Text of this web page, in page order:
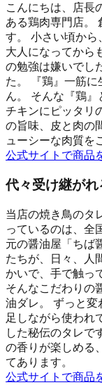
こんにちは、店長
ある鶏肉専門店。
す。 小さい頃から
大人になってから
の勉強は嫌いでし
た。 『鶏』一筋
ん。 そんな『鶏
チキンにピッタリ
の旨味、皮と肉の
ューシーな肉質を
公式サイトで商品
代々受け継が
当店の焼き鳥のタ
っているのは、全
元の醤油屋「ちば
たちが、日々、人
かいで、手で触っ
そんなこだわりの
油ダレ。 ずっと
足しながら使われ
した秘伝のタレで
の香りが楽しめる
てあります。
公式サイトで商品